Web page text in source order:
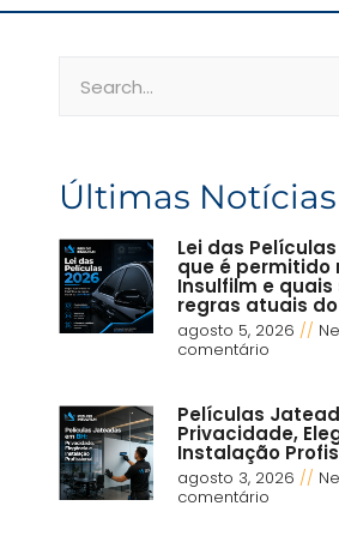
Últimas Notícias
Lei das
que é permitido
Insulfilm e quais
regras atuais do
agosto 5, 2026
comentário
Películas
Privacidade,
Instalação
agosto 3, 2026
comentário